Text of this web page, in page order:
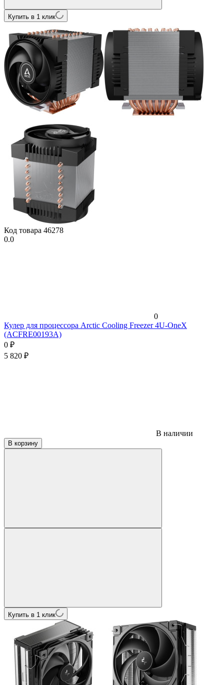
Купить в 1 клик
Код товара 46278
0.0
0
Кулер для процессора Arctic Cooling Freezer 4U-OneX
(ACFRE00193A)
0 ₽
5 820 ₽
В наличии
В корзину
Купить в 1 клик